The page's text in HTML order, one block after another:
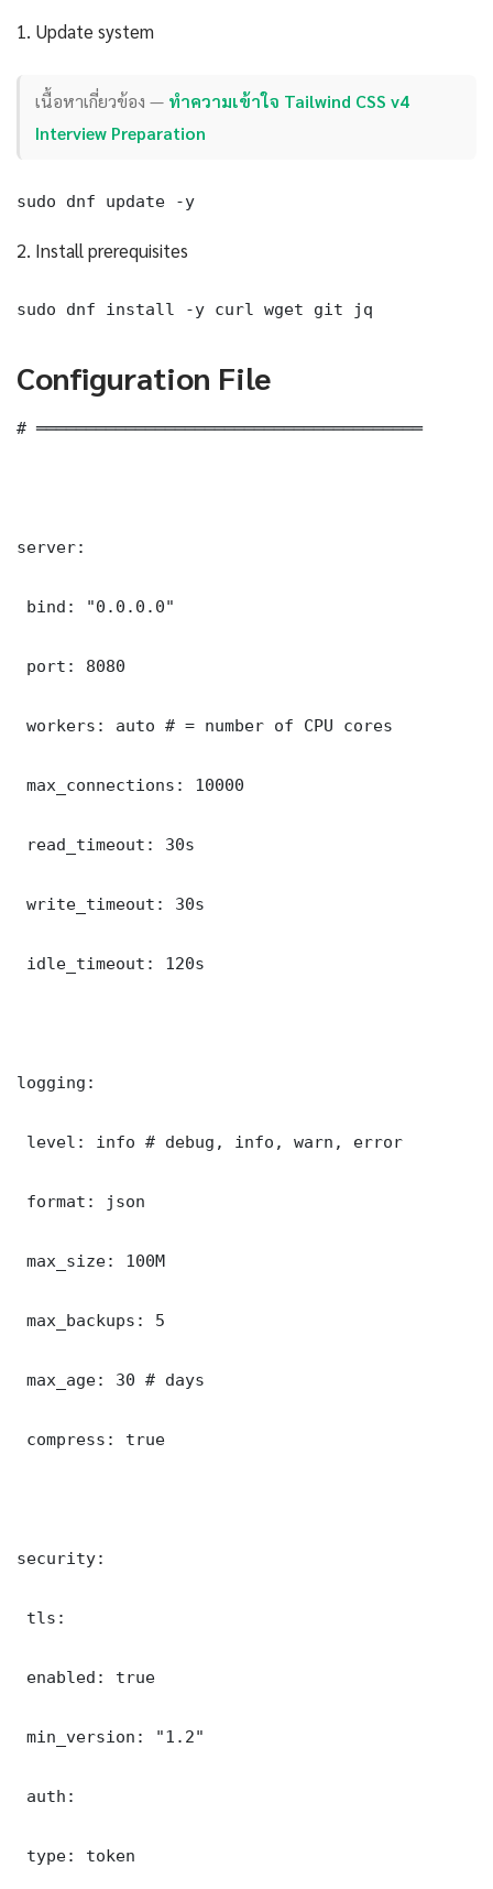
1. Update system
เนื้อหาเกี่ยวข้อง — ทำความเข้าใจ Tailwind CSS v4
Interview Preparation
sudo dnf update -y
2. Install prerequisites
sudo dnf install -y curl wget git jq
Configuration File
# ═══════════════════════════════════════
server:
bind: "0.0.0.0"
port: 8080
workers: auto # = number of CPU cores
max_connections: 10000
read_timeout: 30s
write_timeout: 30s
idle_timeout: 120s
logging:
level: info # debug, info, warn, error
format: json
max_size: 100M
max_backups: 5
max_age: 30 # days
compress: true
security:
tls:
enabled: true
min_version: "1.2"
auth:
type: token